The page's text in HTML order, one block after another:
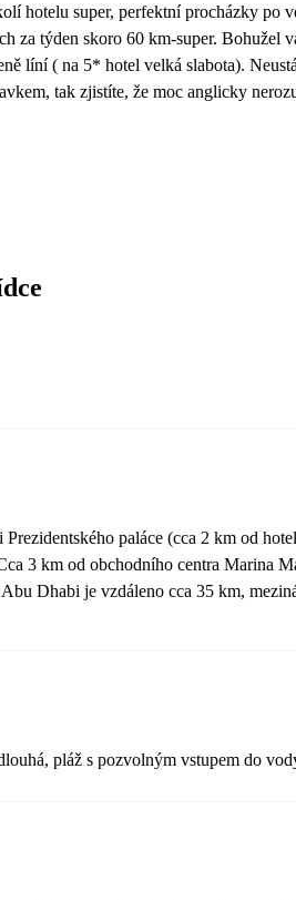
hotelu super, perfektní procházky po
na kráse je práce hotelového personálu, počínaje recepcí a konče pracovníky v
líní ( na 5* hotel velká slabota).
tak zjistíte, že moc anglicky
paláce (cca 2 km od
3 km od obchodního centra Marina
Dhabi je vzdáleno cca 35 km,
pláž s pozvolným vstupem do